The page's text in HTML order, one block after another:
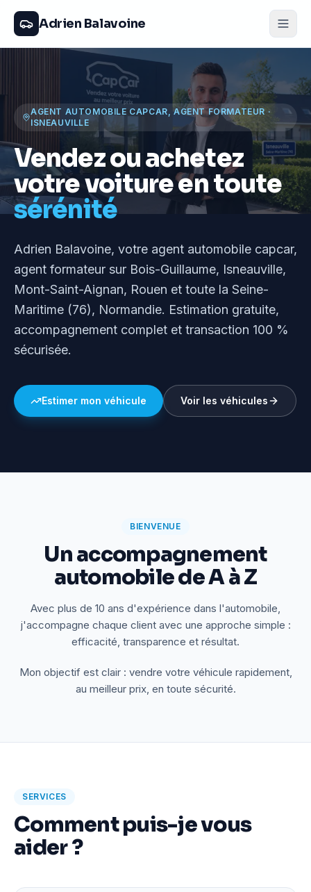
Adrien Balavoine
AGENT AUTOMOBILE CAPCAR, AGENT FORMATEUR ·
ISNEAUVILLE
Vendez ou achetez
votre voiture en toute
sérénité
Adrien Balavoine, votre agent automobile capcar,
agent formateur sur Bois-Guillaume, Isneauville,
Mont-Saint-Aignan, Rouen et toute la Seine-
Maritime (76), Normandie. Estimation gratuite,
accompagnement complet et transaction 100 %
sécurisée.
Estimer mon véhicule Voir les véhicules
BIENVENUE
Un accompagnement
automobile de A à Z
Avec plus de 10 ans d'expérience dans l'automobile,
j'accompagne chaque client avec une approche simple :
efficacité, transparence et résultat.
Mon objectif est clair : vendre votre véhicule rapidement,
au meilleur prix, en toute sécurité.
SERVICES
Comment puis-je vous
aider ?